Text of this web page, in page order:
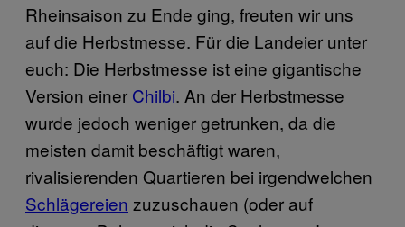
Rheinsaison zu Ende ging, freuten wir uns
auf die Herbstmesse. Für die Landeier unter
euch: Die Herbstmesse ist eine gigantische
Version einer Chilbi. An der Herbstmesse
wurde jedoch weniger getrunken, da die
meisten damit beschäftigt waren,
rivalisierenden Quartieren bei irgendwelchen
Schlägereien zuzuschauen (oder auf